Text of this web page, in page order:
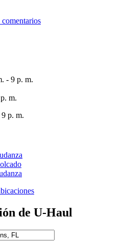
comentarios
- 9 p. m.
m.
p. m.
de U-Haul